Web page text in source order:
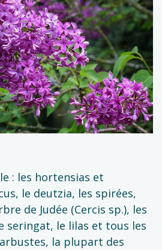
: les hortensias et
le deutzia, les spirées,
de Judée (Cercis sp.), les
seringat, le lilas et tous les
la plupart des